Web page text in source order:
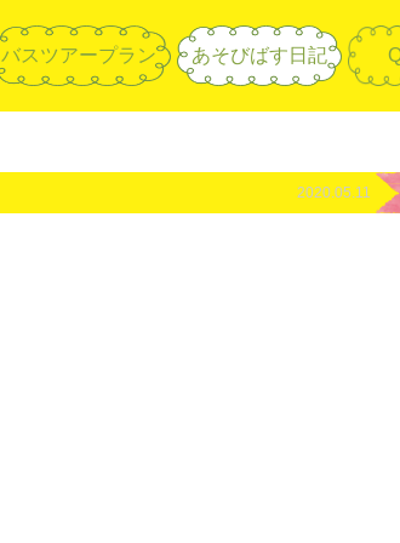
バスツアープラン あそびばす日記
2020.05.11